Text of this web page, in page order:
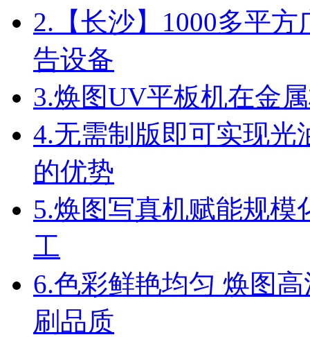
2. 【长沙】1000多平
告设备
3.焕图UV平板机在金
4.无需制版即可实现光
的优势
5.焕图写真机赋能规模
工
6.色彩鲜艳均匀 焕图
刷品质